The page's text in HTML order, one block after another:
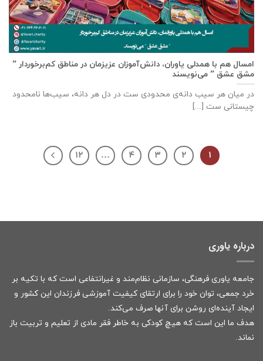
امسال هم با همدلی یاوران، دانش‌آموزان عزیزمان در مناطق کم‌برخوردار ”
مشق عشق ” می‌نویسند
در میان هر سیب دانه‌ی محدودی ست در دل هر دانه، سیب‌ها نامحدود
چیستانی ست [...]
۱ ۲ ۳ ۴ … ۱۲
درباره یاوری
جامعه یاوری فرهنگی، سازمانی نظام‌مند و غیرانتفاعی است که با تکیه بر
خرد جمعی، توان خود را برای ارتقای کیفیت آموزشی فرزندان این کشور و
ایجاد آینده‌ای روشن برای آنها صرف می‌کند.
هدف ما این است که هیچ کودکی به خاطر فقر مادی از تعلیم و تربیت باز
نماند.